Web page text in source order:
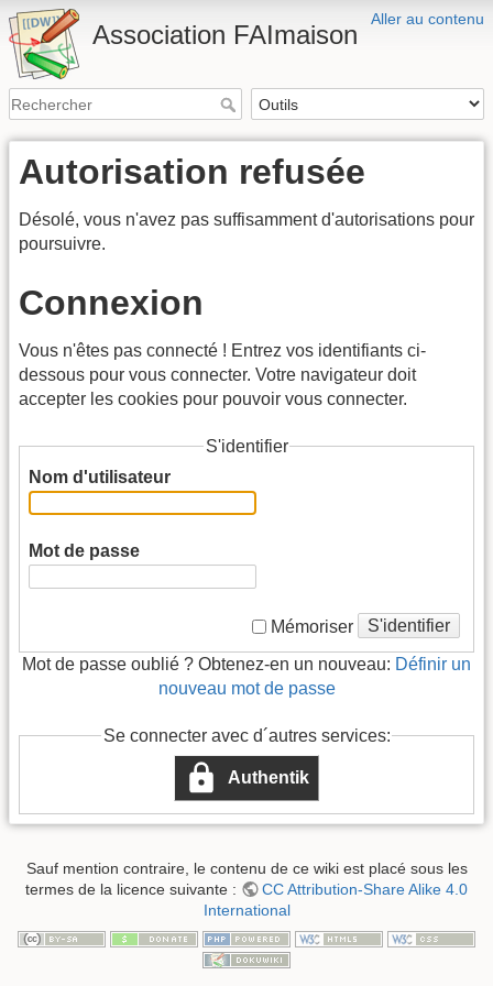
Aller au contenu
Association FAImaison
Autorisation refusée
Désolé, vous n'avez pas suffisamment d'autorisations pour
poursuivre.
Connexion
Vous n'êtes pas connecté ! Entrez vos identifiants ci-
dessous pour vous connecter. Votre navigateur doit
accepter les cookies pour pouvoir vous connecter.
S'identifier
Nom d'utilisateur
Mot de passe
Mémoriser S'identifier
Mot de passe oublié ? Obtenez-en un nouveau: Définir un
nouveau mot de passe
Se connecter avec d´autres services:
Authentik
Sauf mention contraire, le contenu de ce wiki est placé sous les
termes de la licence suivante :
CC Attribution-Share Alike 4.0
International